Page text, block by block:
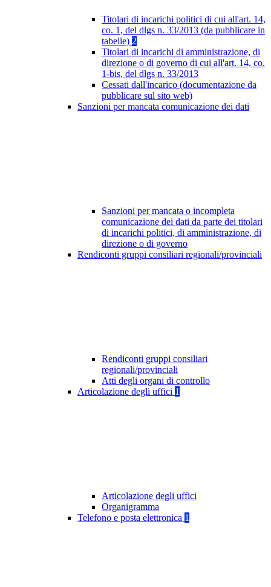
Titolari di incarichi politici di cui all'art. 14,
co. 1, del dlgs n. 33/2013 (da pubblicare in
tabelle) 2
Titolari di incarichi di amministrazione, di
direzione o di governo di cui all'art. 14, co.
1-bis, del dlgs n. 33/2013
Cessati dall'incarico (documentazione da
pubblicare sul sito web)
Sanzioni per mancata comunicazione dei dati
Sanzioni per mancata o incompleta
comunicazione dei dati da parte dei titolari
di incarichi politici, di amministrazione, di
direzione o di governo
Rendiconti gruppi consiliari regionali/provinciali
Rendiconti gruppi consiliari
regionali/provinciali
Atti degli organi di controllo
Articolazione degli uffici 1
Articolazione degli uffici
Organigramma
Telefono e posta elettronica 1